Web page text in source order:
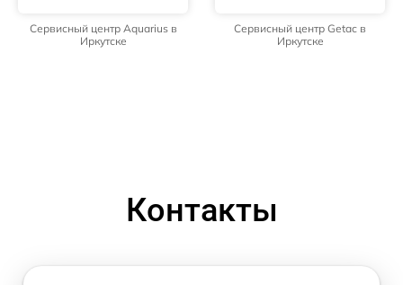
Сервисный центр Aquarius в
Иркутске
Сервисный центр Getac в
Иркутске
Контакты